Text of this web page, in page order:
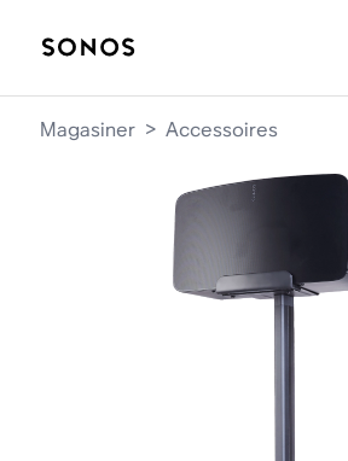
Magasiner > Accessoires